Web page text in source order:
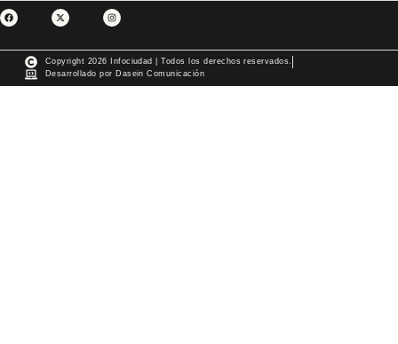
Copyright 2026 Infociudad | Todos los derechos reservados.
Desarrollado por Dasein Comunicación